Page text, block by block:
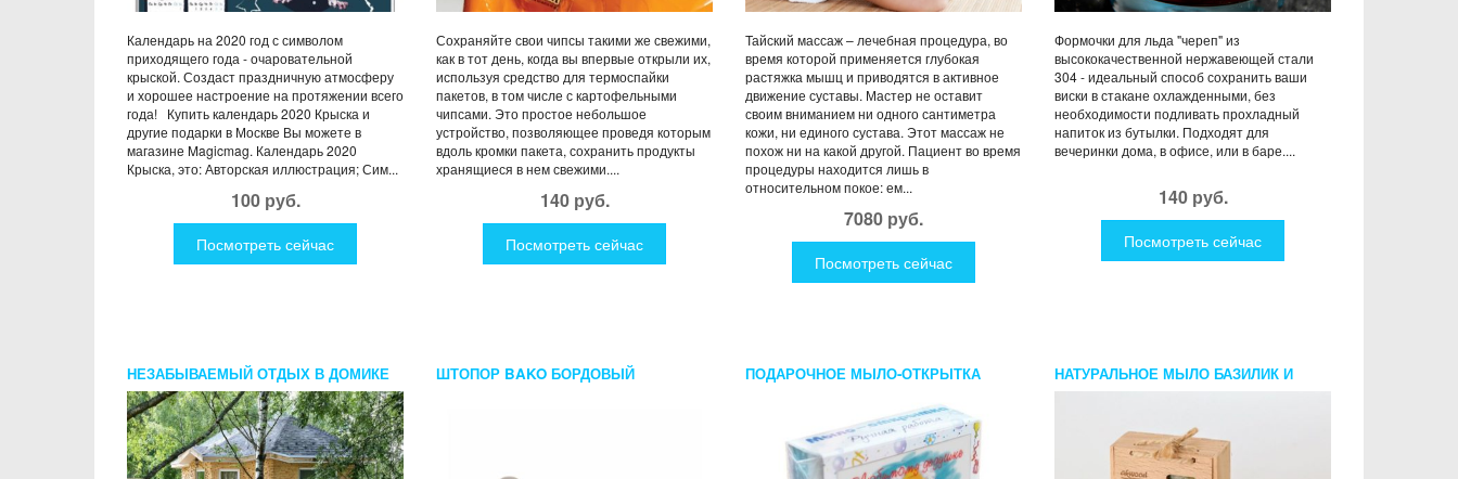
Календарь на 2020 год с символом
приходящего года - очаровательной
крыской. Создаст праздничную атмосферу
и хорошее настроение на протяжении всего
года! Купить календарь 2020 Крыска и
другие подарки в Москве Вы можете в
магазине Magicmag. Календарь 2020
Крыска, это: Авторская иллюстрация; Сим...
100 руб.
Посмотреть сейчас
Сохраняйте свои чипсы такими же свежими,
как в тот день, когда вы впервые открыли их,
используя средство для термоспайки
пакетов, в том числе с картофельными
чипсами. Это простое небольшое
устройство, позволяющее проведя которым
вдоль кромки пакета, сохранить продукты
хранящиеся в нем свежими....
140 руб.
Посмотреть сейчас
Тайский массаж – лечебная процедура, во
время которой применяется глубокая
растяжка мышц и приводятся в активное
движение суставы. Мастер не оставит
своим вниманием ни одного сантиметра
кожи, ни единого сустава. Этот массаж не
похож ни на какой другой. Пациент во время
процедуры находится лишь в
относительном покое: ем...
7080 руб.
Посмотреть сейчас
Формочки для льда "череп" из
высококачественной нержавеющей стали
304 - идеальный способ сохранить ваши
виски в стакане охлажденными, без
необходимости подливать прохладный
напиток из бутылки. Подходят для
вечеринки дома, в офисе, или в баре....
140 руб.
Посмотреть сейчас
НЕЗАБЫВАЕМЫЙ ОТДЫХ В ДОМИКЕ
НА ДЕРЕВЕ ДЛЯ ДВОИХ
ШТОПОР BAKO БОРДОВЫЙ
ПОДАРОЧНОЕ МЫЛО-ОТКРЫТКА
НАТУРАЛЬНОЕ МЫЛО БАЗИЛИК И
ЛАВАНДА